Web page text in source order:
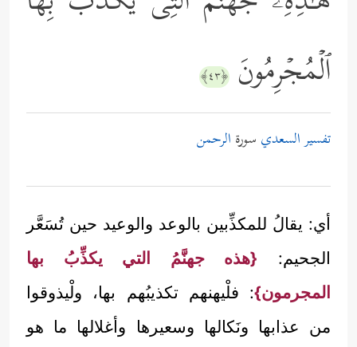
ٱلۡمُجۡرِمُونَ ﴿٤٣﴾
تفسير السعدي سورة الرحمن
أي: يقالُ للمكذِّبين بالوعد والوعيد حين تُسَعَّر
الجحيم: {هذه جهنَّمُ التي يكذِّبُ بها
المجرمون}: فلْيهنهم تكذيبُهم بها، ولْيذوقوا
من عذابها ونَكالها وسعيرها وأغلالها ما هو